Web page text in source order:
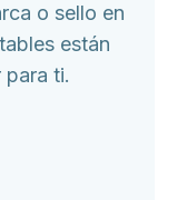
o sello en
están
para ti.